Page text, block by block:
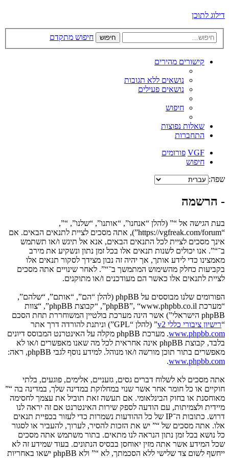
דילוג לתוכן
חיפוש חיפוש מתקדם
קישורים מהירים
נושאים ללא תגובות
נושאים פעילים
חיפוש
שאלות נפוצות
התחברות
VGF פורומים
חיפוש
שפה:
- הרשמה
בעת הגישה אל “” (להלן “אנחנו”, “אותנו”, “שלנו”, “”,
“https://vgfreak.com/forum”), אתה מסכים לציית לתנאים הבאים. אם
אינך מסכים לציית לכל התנאים הבאים, אנא אל תיגש ו/או תשתמש
ב־“”. אנו יכולים לשנות תנאים אלו בכל זמן נתון ונשקיע את מירב
מאמצינו כדי לידע אותך, אך יהיה זה נבון מצידך לסקור תנאים אלו
בקביעות כחלק מהשימוש המתמשך ב־“”. לאחר שינויים אתה מסכים
לציית לתנאים אלו כאשר הם מעודכנים ו/או מתוקנים.
הפורומים שלנו מבוססים על phpBB (להלן “הם”, “אותם”, “שלהם”,
“מערכת phpBB”, “www.phpbb.co.il”, “קבוצת phpBB”, “צוות
phpBB הישראלי”) אשר הינה מערכת בולטיין המשוחררת תחת הסכם
“רישיון ציבורי כללי v2
” (להלן “GPL”) וניתנת להורדה דרך אתר
www.phpbb.com
. מערכת phpBB מקלה על האינטרנט המבוסס דיונים
בלבד, קבוצת phpBB אינה אחראית לכל מה שאנו מאפשרים ו/או לא
מאפשרים בתור תוכן מורשה ו/או מנוהל. למידע נוסף לגבי phpBB, ראה:
www.phpbb.com
.
אתה מסכים לא לשלוח דברים גסים, גזעניים, אלימים, פוגעים, בלתי
חוקיים או כל חומר אחר אשר שנוי במחלוקת במדינה שלך, במדינה בה “”
מאוחסנת או בחוק הבינלאומי. אם תעשה זאת תוביל את עצמך לחסימה
מיידית ולצמיתות, עם הודעה לספק שירות האינטרנט אם זה יראה לנו
דרוש. כתובות ה־IP של כל ההודעות נשמרות כדי לעזור בכפיית תנאים
אלו. אתה מסכים של “” יש את הזכות להסיר, לערוך, להעביר או לסגור
כל נושא בכל זמן נתון הנראה לנו מתאים. בתור משתמש אתה מסכים
שכל המידע אשר אתה מזין יאוחסן בבסיס הנתונים. בעוד שמידע זה לא
ייחשף לשום צד שלישי ללא הסכמתך, לא “” ולא phpBB ישאו באחריות